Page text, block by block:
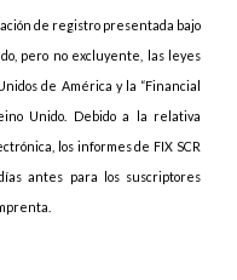
de registro presentada bajo
pero no excluyente, las leyes
de América y la “Financial
Unido. Debido a la relativa
los informes de FIX SCR
antes para los suscriptores